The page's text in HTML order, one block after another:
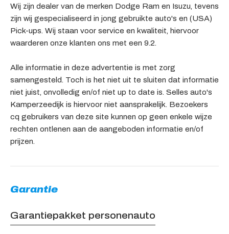
Wij zijn dealer van de merken Dodge Ram en Isuzu, tevens
zijn wij gespecialiseerd in jong gebruikte auto's en (USA)
Pick-ups. Wij staan voor service en kwaliteit, hiervoor
waarderen onze klanten ons met een 9.2.
Alle informatie in deze advertentie is met zorg
samengesteld. Toch is het niet uit te sluiten dat informatie
niet juist, onvolledig en/of niet up to date is. Selles auto's
Kamperzeedijk is hiervoor niet aansprakelijk. Bezoekers
cq gebruikers van deze site kunnen op geen enkele wijze
rechten ontlenen aan de aangeboden informatie en/of
prijzen.
Garantie
Garantiepakket personenauto